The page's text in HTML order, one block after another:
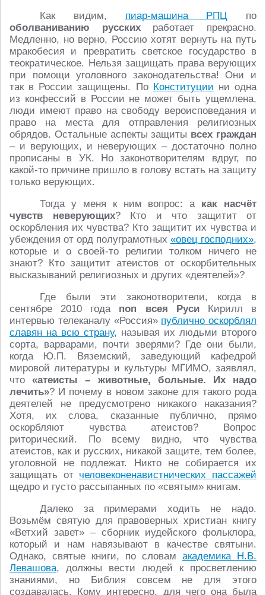
Как видим, пиар-машина РПЦ по
оболваниванию русскихработает прекрасно.
Медленно, но верно, Россию хотят вернуть на путь
мракобесия и превратить светское государство в
теократическое. Нельзя защищать права верующих
при помощи уголовного законодательства! Они и
так в России защищены. По Конституции ни одна
из конфессий в России не может быть ущемлена,
люди имеют право на свободу вероисповедания и
право на места для отправления религиозных
обрядов. Остальные аспекты защиты всех граждан
– и верующих, и неверующих – достаточно полно
прописаны в УК. Но законотворителям вдруг, по
какой-то причине пришло в голову встать на защиту
только верующих.
Тогда у меня к ним вопрос: а как насчёт
чувств неверующих? Кто и что защитит от
оскорбления их чувства? Кто защитит их чувства и
убеждения от орд полуграмотных «овец господних»,
которые и о своей-то религии толком ничего не
знают? Кто защитит атеистов от оскорбительных
высказываний религиозных и других «деятелей»?
Где были эти законотворители, когда в
сентябре 2010 года поп всея РусиКирилл в
интервью телеканалу «Россия» публично оскорблял
славян на всю страну, называя их людьми второго
сорта, варварами, почти зверями? Где они были,
когда Ю.П. Вяземский, заведующий кафедрой
мировой литературы и культуры МГИМО, заявлял,
что«атеисты – животные, больные. Их надо
лечить»? И почему в новом законе для такого рода
деятелей не предусмотрено никакого наказания?
Хотя, их слова, сказанные публично, прямо
оскорбляют чувства атеистов? Вопрос
риторический. По всему видно, что чувства
атеистов, как и русских, никакой защите, тем более,
уголовной не подлежат. Никто не собирается их
защищать от человеконенавистнических пассажей
щедро и густо рассыпанных по «святым» книгам.
Далеко за примерами ходить не надо.
Возьмём святую для правоверных христиан книгу
«Ветхий завет» – сборник иудейского фольклора,
который и нам навязывают в качестве святыни.
Однако, святые книги, по словам академика Н.В.
Левашова, должны вести людей к просветлению
знаниями, но Библия совсем не для этого
создавалась. Кому интересно, для чего она была